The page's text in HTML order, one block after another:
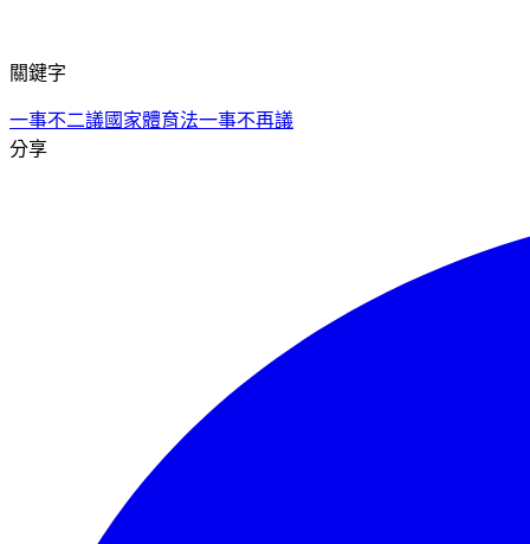
關鍵字
一事不二議國家體育法一事不再議
分享